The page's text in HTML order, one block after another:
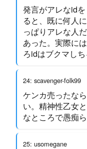
発言がアレなid
ると、既に何人
っぱりアレな人
あった。実際に
ろidはブクマしち
24: scavenger-folk99
ケンカ売ったな
い。精神性乙女
なところで愚痴
25: usomegane